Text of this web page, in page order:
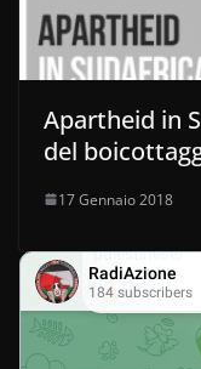
Apartheid in
del
17 Gennaio 2018